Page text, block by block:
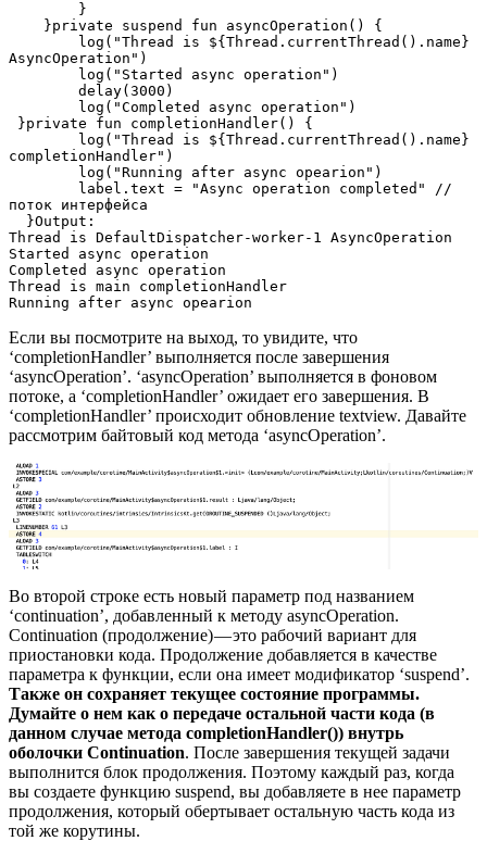
AsyncOperation")
completionHandler")
поток интерфейса
Thread is DefaultDispatcher-worker-1 AsyncOperation
Started async operation
Completed async operation
Thread is main completionHandler
Running after async opearion
Если вы посмотрите на выход, то увидите, что
‘completionHandler’ выполняется после завершения
‘asyncOperation’. ‘asyncOperation’ выполняется в фоновом
потоке, а ‘completionHandler’ ожидает его завершения. В
‘completionHandler’ происходит обновление textview. Давайте
рассмотрим байтовый код метода ‘asyncOperation’.
Во второй строке есть новый параметр под названием
‘continuation’, добавленный к методу asyncOperation.
Continuation (продолжение) — это рабочий вариант для
приостановки кода. Продолжение добавляется в качестве
параметра к функции, если она имеет модификатор ‘suspend’.
Также он сохраняет текущее состояние программы.
Думайте о нем как о передаче остальной части кода (в
данном случае метода completionHandler()) внутрь
оболочки Continuation. После завершения текущей задачи
выполнится блок продолжения. Поэтому каждый раз, когда
вы создаете функцию suspend, вы добавляете в нее параметр
продолжения, который обертывает остальную часть кода из
той же корутины.